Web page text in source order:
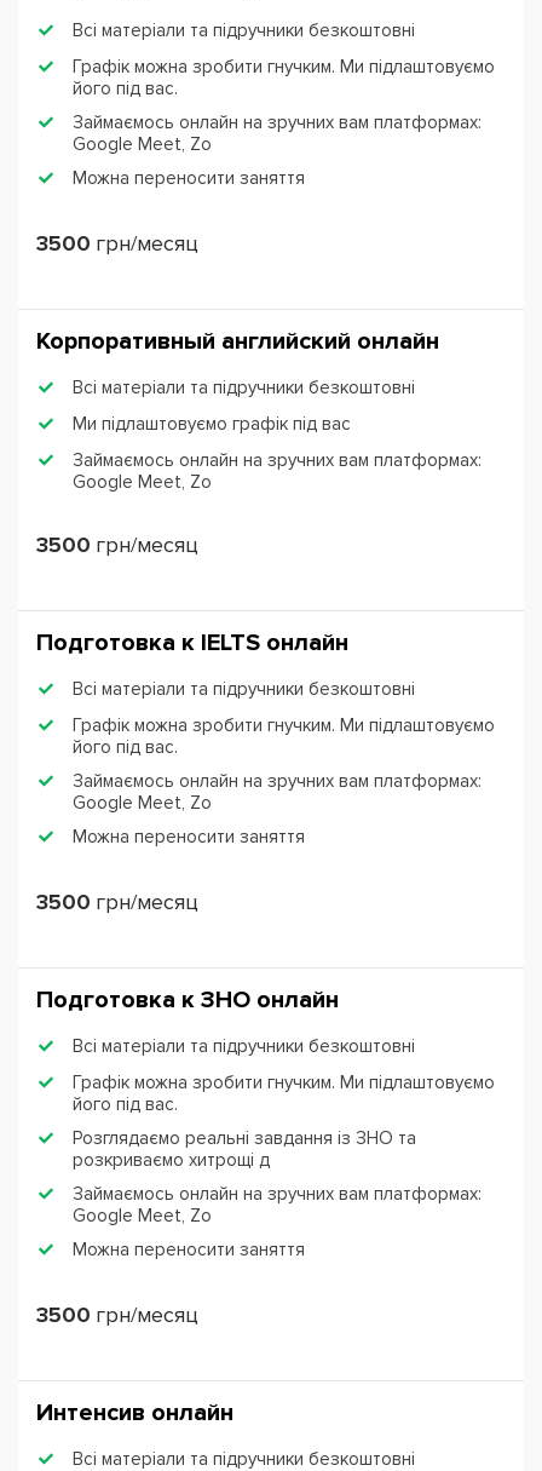
Всі матеріали та підручники безкоштовні
Графік можна зробити гнучким. Ми підлаштовуємо
його під вас.
Займаємось онлайн на зручних вам платформах:
Google Meet, Zo
Можна переносити заняття
3500 грн/месяц
Корпоративный английский онлайн
Всі матеріали та підручники безкоштовні
Ми підлаштовуємо графік під вас
Займаємось онлайн на зручних вам платформах:
Google Meet, Zo
3500 грн/месяц
Подготовка к IЕLTS онлайн
Всі матеріали та підручники безкоштовні
Графік можна зробити гнучким. Ми підлаштовуємо
його під вас.
Займаємось онлайн на зручних вам платформах:
Google Meet, Zo
Можна переносити заняття
3500 грн/месяц
Подготовка к ЗНО онлайн
Всі матеріали та підручники безкоштовні
Графік можна зробити гнучким. Ми підлаштовуємо
його під вас.
Розглядаємо реальні завдання із ЗНО та
розкриваємо хитрощі д
Займаємось онлайн на зручних вам платформах:
Google Meet, Zo
Можна переносити заняття
3500 грн/месяц
Интенсив онлайн
Всі матеріали та підручники безкоштовні